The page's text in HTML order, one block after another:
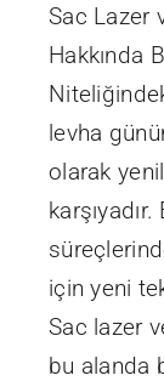
Sac Lazer
Hakkında
levha
olarak
için yeni
Sac lazer
bu alanda